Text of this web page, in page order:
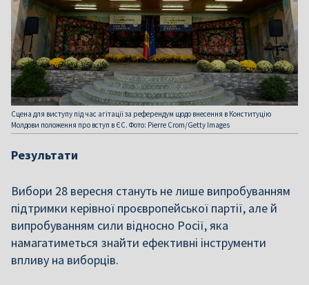
Сцена для виступу під час агітації за референдум щодо внесення в Конституцію
Молдови положення про вступ в ЄС. Фото: Pierre Crom/Getty Images
Результати
Вибори 28 вересня стануть не лише випробуванням
підтримки керівної проєвропейської партії, але й
випробуванням сили відносно Росії, яка
намагатиметься знайти ефективні інструменти
впливу на виборців.